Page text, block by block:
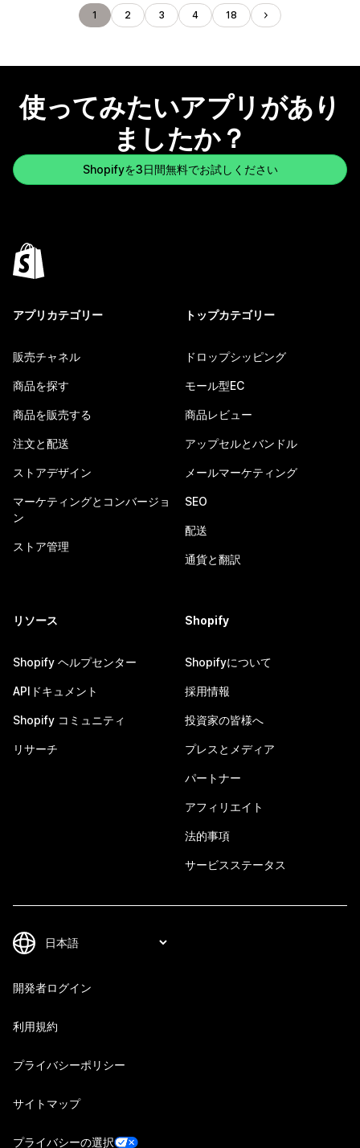
1 2 3 4 18
使ってみたいアプリがあり
ましたか？
Shopifyを3日間無料でお試しください
アプリカテゴリー
販売チャネル
商品を探す
商品を販売する
注文と配送
ストアデザイン
マーケティングとコンバージョ
ン
ストア管理
トップカテゴリー
ドロップシッピング
モール型EC
商品レビュー
アップセルとバンドル
メールマーケティング
SEO
配送
通貨と翻訳
リソース
Shopify ヘルプセンター
APIドキュメント
Shopify コミュニティ
リサーチ
Shopify
Shopifyについて
採用情報
投資家の皆様へ
プレスとメディア
パートナー
アフィリエイト
法的事項
サービスステータス
開発者ログイン
利用規約
プライバシーポリシー
サイトマップ
プライバシーの選択